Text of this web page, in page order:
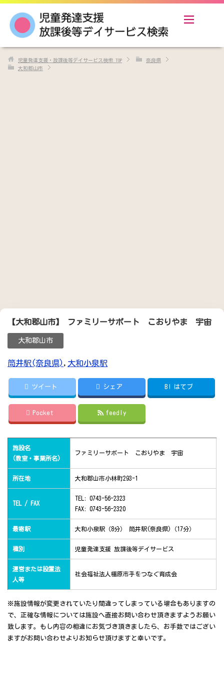
児童発達支援・放課後等デイサービス検索 TOP
奈良県
大和郡山市
【大和郡山市】 ファミリーサポート こおりやま 宇宙
大和郡山市
筒井駅(奈良県), 大和小泉駅
ツイート シェア B! はてブ
Pocket feedly
施設名
(教室・事業所名)
ファミリーサポート こおりやま 宇宙
所在地 大和郡山市小林町293-1
TEL / FAX
TEL: 0743-56-2323
FAX: 0743-56-2320
最寄駅 大和小泉駅（8分） 筒井駅(奈良県)（17分）
種別 児童発達支援 放課後等デイサービス
運営または設置法
人等
社会福祉法人橿原市手をつなぐ育成会
※施設情報が変更されていたり間違ってしまっている場合もありますの
で、正確な情報については施設へ直接お問い合わせ頂きますようお願い
致します。もし内容の相違にお気づき頂きましたら、お手数ではござい
ますがお問い合わせよりお知らせ頂けますと幸いです。